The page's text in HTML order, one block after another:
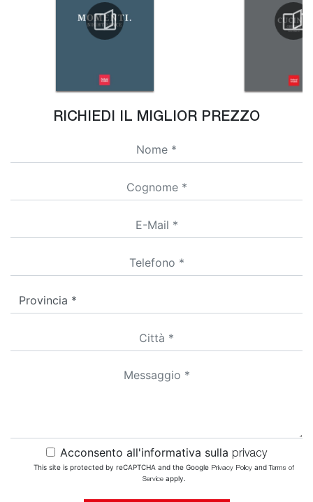
RICHIEDI IL MIGLIOR PREZZO
Acconsento all'informativa sulla privacy
This site is protected by reCAPTCHA and the Google Privacy Policyand Terms of
Serviceapply.